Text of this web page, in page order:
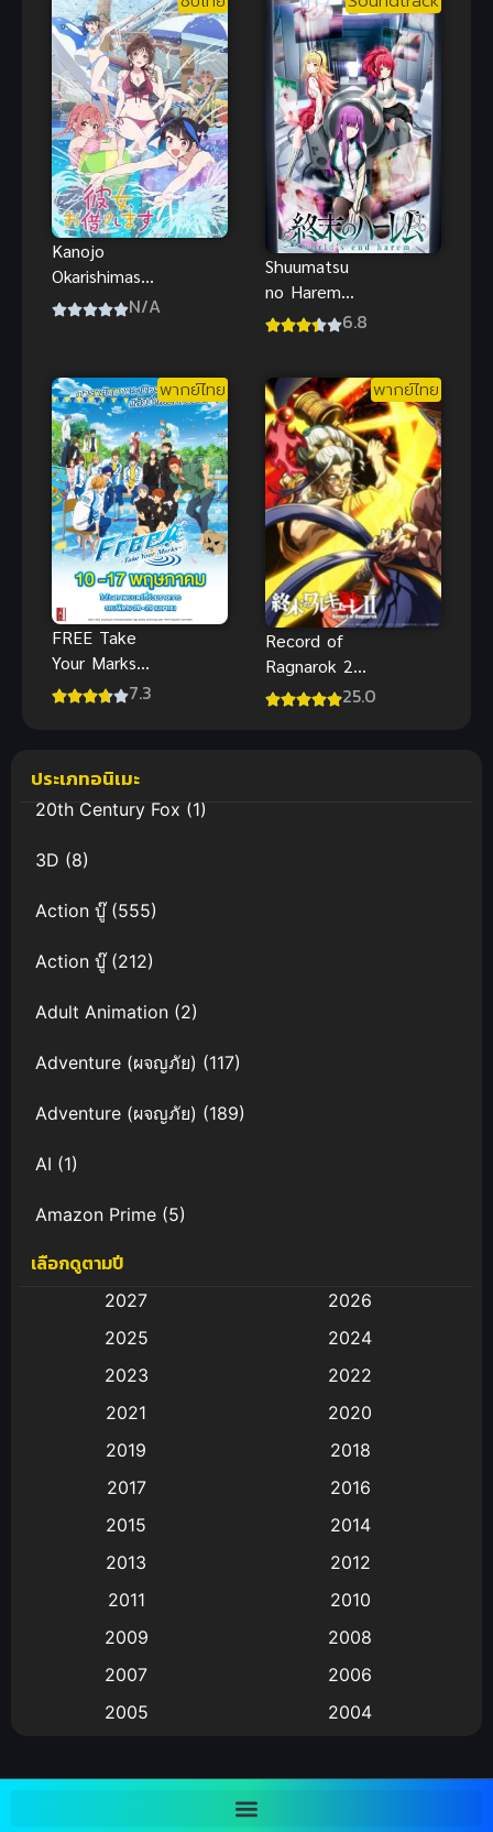
Kanojo
Okarishimasu
Season 4 สะN/A
Shuumatsu
no Harem
อวสานฮาเร็ม
6.8
พากย์ไทย
FREE Take
Your Marks
ฟรี เทค ยัวร์7.3
พากย์ไทย
Record of
Ragnarok 2
Part 2 มหา25.0
ประเภทอนิเมะ
20th Century Fox(1)
3D (8)
Action บู๊(555)
Action บู๊(212)
Adult Animation (2)
Adventure (ผจญภัย) (117)
Adventure (ผจญภัย) (189)
AI (1)
Amazon Prime (5)
Anal (ประตูหลัง)
Animation การ์ตูน
Animation อนิเมะ
Animation แอนิเมชัน
(9)
Big tits (นมใหญ่)
Bitch (ผู้หญิงร่าน)
เลือกดูตามปี
2027
2026
2025
2024
2023
2022
2021
2020
2019
2018
2017
2016
2015
2014
2013
2012
2011
2010
2009
2008
2007
2006
2005
2004